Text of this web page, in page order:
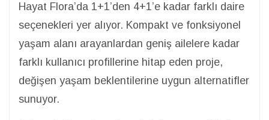
Hayat Flora’da 1+1’den 4+1’e kadar farklı daire
seçenekleri yer alıyor. Kompakt ve fonksiyonel
yaşam alanı arayanlardan geniş ailelere kadar
farklı kullanıcı profillerine hitap eden proje,
değişen yaşam beklentilerine uygun alternatifler
sunuyor.